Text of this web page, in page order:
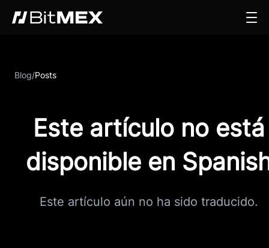
Blog/Posts
Este artículo no está
disponible en
Este artículo aún no ha sido traducido.